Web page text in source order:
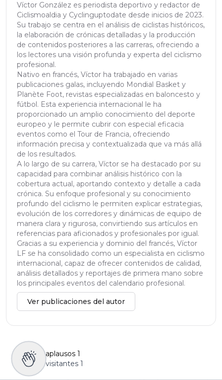
Víctor González es periodista deportivo y redactor de
Ciclismoaldia y Cyclinguptodate desde inicios de 2023.
Su trabajo se centra en el análisis de ciclistas históricos,
la elaboración de crónicas detalladas y la producción
de contenidos posteriores a las carreras, ofreciendo a
los lectores una visión profunda y experta del ciclismo
profesional.
Nativo en francés, Víctor ha trabajado en varias
publicaciones galas, incluyendo Mondial Basket y
Planète Foot, revistas especializadas en baloncesto y
fútbol. Esta experiencia internacional le ha
proporcionado un amplio conocimiento del deporte
europeo y le permite cubrir con especial eficacia
eventos como el Tour de Francia, ofreciendo
información precisa y contextualizada que va más allá
de los resultados.
A lo largo de su carrera, Víctor se ha destacado por su
capacidad para combinar análisis histórico con la
cobertura actual, aportando contexto y detalle a cada
crónica. Su enfoque profesional y su conocimiento
profundo del ciclismo le permiten explicar estrategias,
evolución de los corredores y dinámicas de equipo de
manera clara y rigurosa, convirtiendo sus artículos en
referencias para aficionados y profesionales por igual.
Gracias a su experiencia y dominio del francés, Víctor
LF se ha consolidado como un especialista en ciclismo
internacional, capaz de ofrecer contenidos de calidad,
análisis detallados y reportajes de primera mano sobre
los principales eventos del calendario profesional.
Ver publicaciones del autor
aplausos 1
visitantes 1